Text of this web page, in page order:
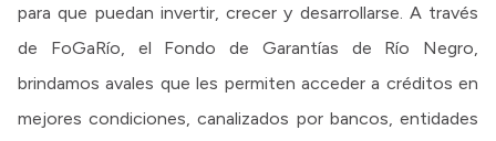
para que puedan invertir, crecer y desarrollarse. A través
de FoGaRío, el Fondo de Garantías de Río Negro,
brindamos avales que les permiten acceder a créditos en
mejores condiciones, canalizados por bancos, entidades